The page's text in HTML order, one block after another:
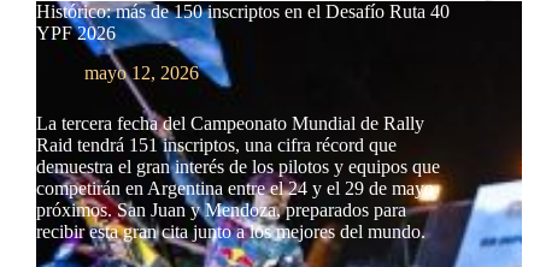
Histórico: más de 150 inscriptos en el Desafío Ruta 40
YPF 2026
mayo 12, 2026
La tercera fecha del Campeonato Mundial de Rally
Raid tendrá 151 inscriptos, una cifra récord que
demuestra el gran interés de los pilotos y equipos que
competirán en Argentina entre el 24 y el 29 de mayo
próximos. San Juan y Mendoza, preparados para
recibir esta gran cita junto a los mejores del mundo.